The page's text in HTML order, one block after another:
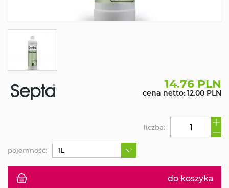
14.76 PLN
cena netto: 12.00 PLN
do koszyka
liczba:
pojemność: 1L